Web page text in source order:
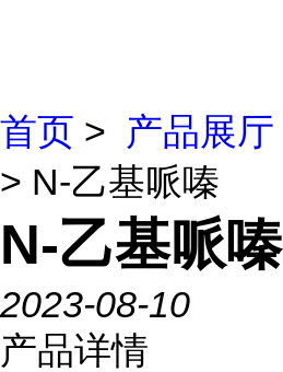
首页 > 产品展厅
> N-乙基哌嗪
N-乙基哌嗪
2023-08-10
产品详情